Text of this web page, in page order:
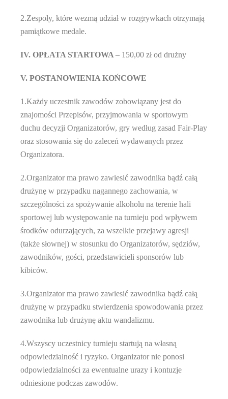
2.Zespoły, które wezmą udział w rozgrywkach otrzymają
pamiątkowe medale.
IV. OPŁATA STARTOWA – 150,00 zł od drużny
V. POSTANOWIENIA KOŃCOWE
1.Każdy uczestnik zawodów zobowiązany jest do
znajomości Przepisów, przyjmowania w sportowym
duchu decyzji Organizatorów, gry według zasad Fair-Play
oraz stosowania się do zaleceń wydawanych przez
Organizatora.
2.Organizator ma prawo zawiesić zawodnika bądź całą
drużynę w przypadku nagannego zachowania, w
szczególności za spożywanie alkoholu na terenie hali
sportowej lub występowanie na turnieju pod wpływem
środków odurzających, za wszelkie przejawy agresji
(także słownej) w stosunku do Organizatorów, sędziów,
zawodników, gości, przedstawicieli sponsorów lub
kibiców.
3.Organizator ma prawo zawiesić zawodnika bądź całą
drużynę w przypadku stwierdzenia spowodowania przez
zawodnika lub drużynę aktu wandalizmu.
4.Wszyscy uczestnicy turnieju startują na własną
odpowiedzialność i ryzyko. Organizator nie ponosi
odpowiedzialności za ewentualne urazy i kontuzje
odniesione podczas zawodów.